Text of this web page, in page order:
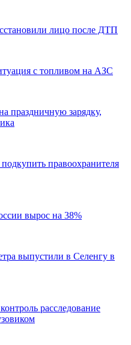
лицо после ДТП
с топливом на АЗС
праздничную зарядку,
правоохранителя
вырос на 38%
выпустили в Селенгу в
расследование